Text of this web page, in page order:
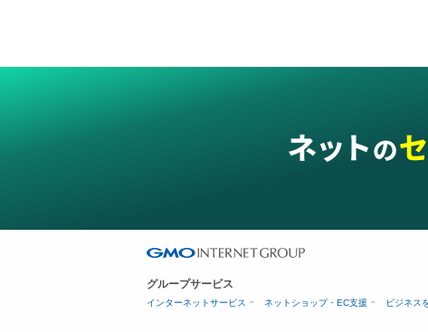
グループサービス
インターネットサービス ネットショップ・EC支援 ビジネス